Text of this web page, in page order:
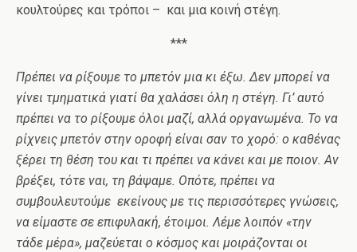
κουλτούρες και τρόποι – και μια κοινή στέγη.
***
Πρέπει να ρίξουμε το μπετόν μια κι έξω. Δεν μπορεί να
γίνει τμηματικά γιατί θα χαλάσει όλη η στέγη. Γι’ αυτό
πρέπει να το ρίξουμε όλοι μαζί, αλλά οργανωμένα. Το να
ρίχνεις μπετόν στην οροφή είναι σαν το χορό: ο καθένας
ξέρει τη θέση του και τι πρέπει να κάνει και με ποιον. Αν
βρέξει, τότε ναι, τη βάψαμε. Οπότε, πρέπει να
συμβουλευτούμε εκείνους με τις περισσότερες γνώσεις,
να είμαστε σε επιφυλακή, έτοιμοι. Λέμε λοιπόν «την
τάδε μέρα», μαζεύεται ο κόσμος και μοιράζονται οι